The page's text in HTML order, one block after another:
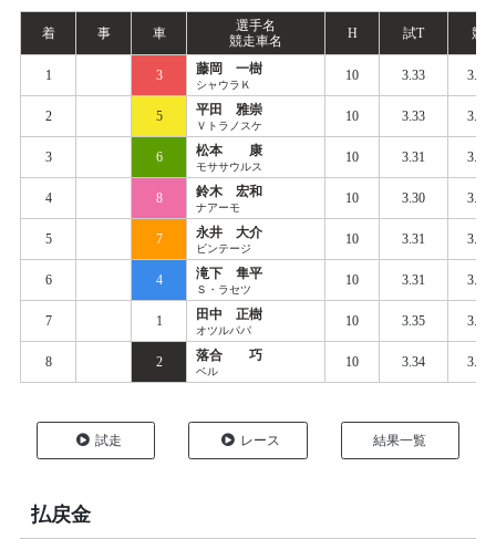
着 事 車
選手名
競走車名
H 試T 競
1 3 藤岡 一樹
シャウラＫ
10 3.33 3.389
2 5 平田 雅崇
Ｖトラノスケ
10 3.33 3.389
3 6 松本 康
モササウルス
10 3.31 3.405
4 8 鈴木 宏和
ナアーモ
10 3.30 3.408
5 7 永井 大介
ビンテージ
10 3.31 3.412
6 4 滝下 隼平
Ｓ・ラセツ
10 3.31 3.431
7 1 田中 正樹
オツルパパ
10 3.35 3.431
8 2 落合 巧
ベル
10 3.34 3.444
試走 レース 結果一覧
払戻金